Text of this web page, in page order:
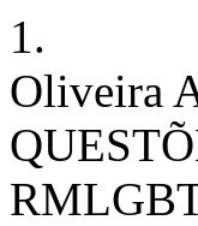
1.
Oliveira